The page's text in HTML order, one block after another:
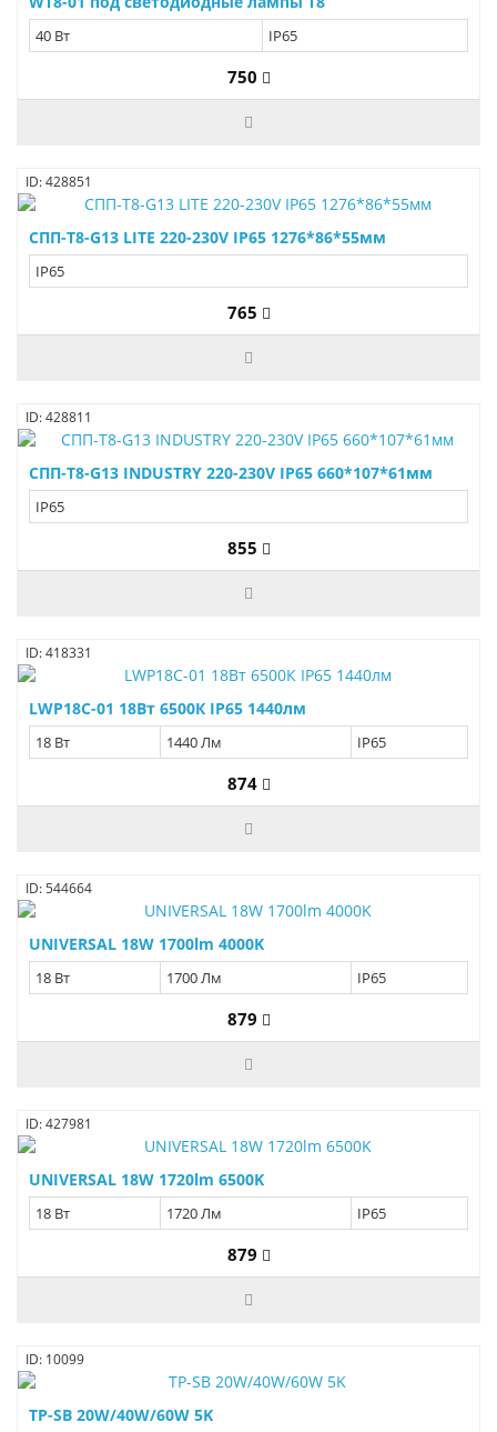
40 Вт IP65
750
ID: 428851
СПП-Т8-G13 LITE 220-230V IP65 1276*86*55мм
IP65
765
ID: 428811
СПП-Т8-G13 INDUSTRY 220-230V IP65 660*107*61мм
IP65
855
ID: 418331
LWP18C-01 18Вт 6500К IP65 1440лм
18 Вт 1440 Лм IP65
874
ID: 544664
UNIVERSAL 18W 1700lm 4000K
18 Вт 1700 Лм IP65
879
ID: 427981
UNIVERSAL 18W 1720lm 6500K
18 Вт 1720 Лм IP65
879
ID: 10099
TP-SB 20W/40W/60W 5K